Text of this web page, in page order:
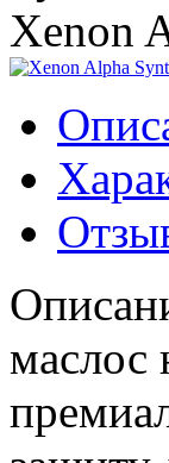
Xenon
маслос